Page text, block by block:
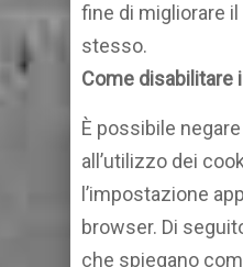
fine di migliorare
stesso.
Come disabilitare
È possibile
all’utilizzo dei
l’impostazione
browser. Di
che spiegano